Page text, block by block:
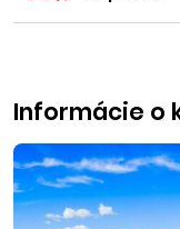
Informácie o